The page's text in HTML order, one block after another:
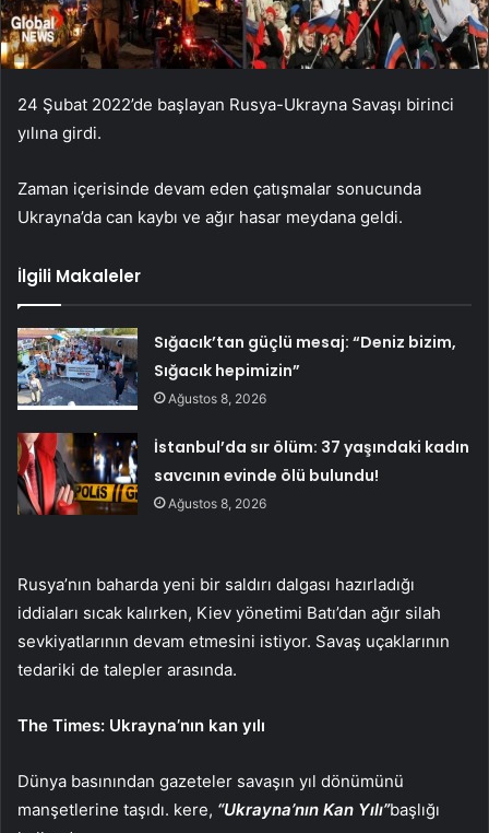
24 Şubat 2022’de başlayan Rusya-Ukrayna Savaşı birinci
yılına girdi.
Zaman içerisinde devam eden çatışmalar sonucunda
Ukrayna’da can kaybı ve ağır hasar meydana geldi.
İlgili Makaleler
Sığacık’tan güçlü mesaj: “Deniz bizim,
Sığacık hepimizin”
Ağustos 8, 2026
İstanbul’da sır ölüm: 37 yaşındaki kadın
savcının evinde ölü bulundu!
Ağustos 8, 2026
Rusya’nın baharda yeni bir saldırı dalgası hazırladığı
iddiaları sıcak kalırken, Kiev yönetimi Batı’dan ağır silah
sevkiyatlarının devam etmesini istiyor. Savaş uçaklarının
tedariki de talepler arasında.
The Times: Ukrayna’nın kan yılı
Dünya basınından gazeteler savaşın yıl dönümünü
manşetlerine taşıdı. kere, “Ukrayna’nın Kan Yılı”başlığı